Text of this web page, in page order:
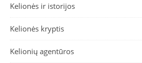
Kelionės ir istorijos
Kelionės kryptis
Kelionių agentūros